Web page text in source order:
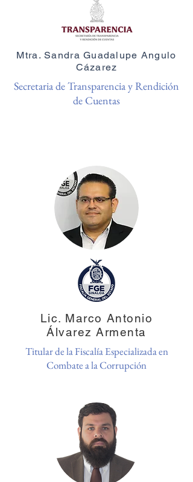
Mtra. Sandra Guadalupe Angulo
Cázarez
Secretaria de Transparencia y Rendición
de Cuentas
Lic. Marco Antonio
Álvarez Armenta
Titular de la Fiscalía Especializada en
Combate a la Corrupción